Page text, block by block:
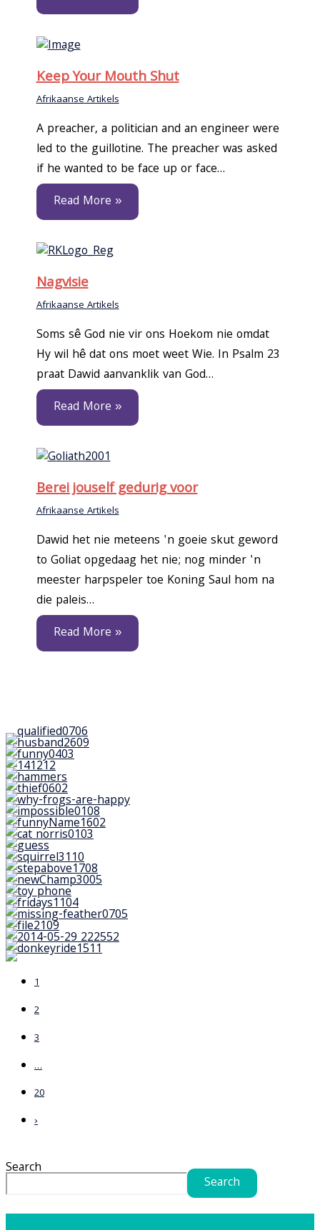
Keep Your Mouth Shut
Afrikaanse Artikels
A preacher, a politician and an engineer were
led to the guillotine. The preacher was asked
if he wanted to be face up or face…
Read More »
Nagvisie
Afrikaanse Artikels
Soms sê God nie vir ons Hoekom nie omdat
Hy wil hê dat ons moet weet Wie. In Psalm 23
praat Dawid aanvanklik van God…
Read More »
Berei jouself gedurig voor
Afrikaanse Artikels
Dawid het nie meteens 'n goeie skut geword
to Goliat opgedaag het nie; nog minder 'n
meester harpspeler toe Koning Saul hom na
die paleis…
Read More »
1
2
3
…
20
›
Search
Search